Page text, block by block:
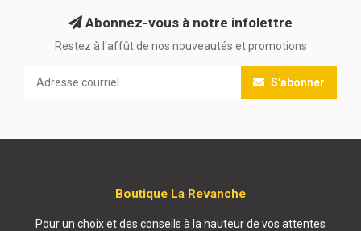
Abonnez-vous à notre infolettre
Restez à l'affût de nos nouveautés et promotions
S'abonner
Boutique La Revanche
Pour un choix et des conseils à la hauteur de vos attentes